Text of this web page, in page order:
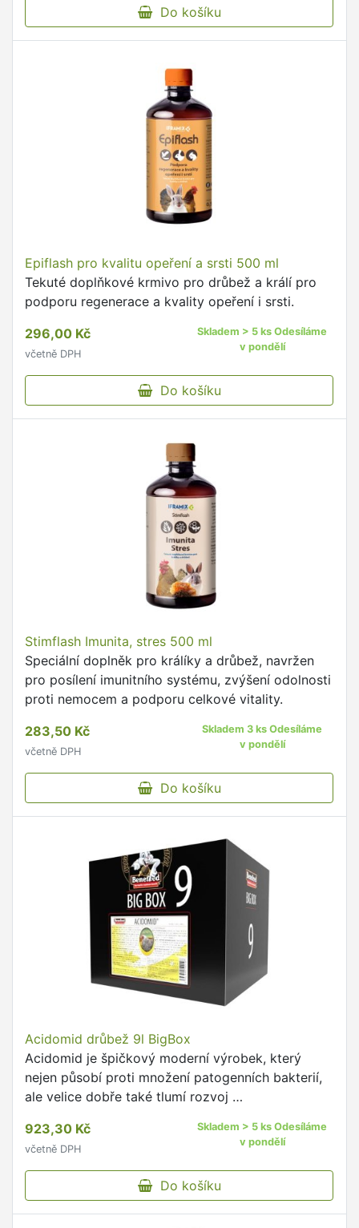
Do košíku
Epiflash pro kvalitu opeření a srsti 500 ml
Tekuté doplňkové krmivo pro drůbež a králí pro
podporu regenerace a kvality opeření i srsti.
296,00 Kč
včetně DPH
Skladem > 5 ks Odesíláme
v pondělí
Do košíku
Stimflash Imunita, stres 500 ml
Speciální doplněk pro králíky a drůbež, navržen
pro posílení imunitního systému, zvýšení odolnosti
proti nemocem a podporu celkové vitality.
283,50 Kč
včetně DPH
Skladem 3 ks Odesíláme
v pondělí
Do košíku
Acidomid drůbež 9l BigBox
Acidomid je špičkový moderní výrobek, který
nejen působí proti množení patogenních bakterií,
ale velice dobře také tlumí rozvoj …
923,30 Kč
včetně DPH
Skladem > 5 ks Odesíláme
v pondělí
Do košíku